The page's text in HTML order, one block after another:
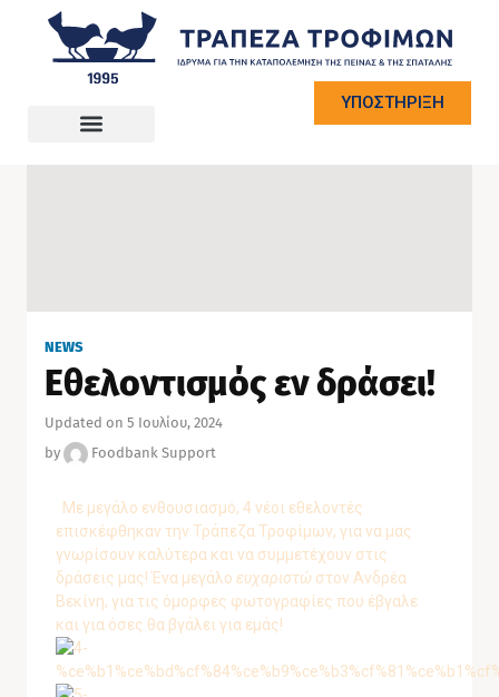
ΥΠΟΣΤΗΡΙΞΗ
NEWS
Εθελοντισμός εν δράσει!
Updated on 5 Ιουλίου, 2024
by
Foodbank Support
Με μεγάλο ενθουσιασμό, 4 νέοι εθελοντές
επισκέφθηκαν την Τράπεζα Τροφίμων, για να μας
γνωρίσουν καλύτερα και να συμμετέχουν στις
δράσεις μας! Ένα μεγάλο ευχαριστώ στον Ανδρέα
Βεκίνη, για τις όμορφες φωτογραφίες που έβγαλε
και για όσες θα βγάλει για εμάς!